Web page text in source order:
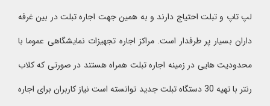
لپ تاپ و تبلت احتیاج دارند و به همین جهت اجاره تبلت در بین غرفه
داران بسیار پر طرفدار است. مراکز اجاره تجهیزات نمایشگاهی عموما با
محدودیت هایی در زمینه اجاره تبلت همراه هستند در صورتی که کلاب
رنتر با تهیه 30 دستگاه تبلت جدید توانسته است نیاز کاربران برای اجاره